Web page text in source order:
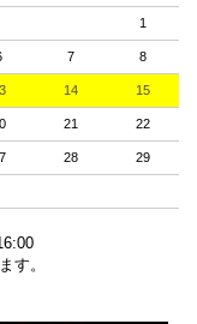
1
7 8
14 15
21 22
28 29
す。